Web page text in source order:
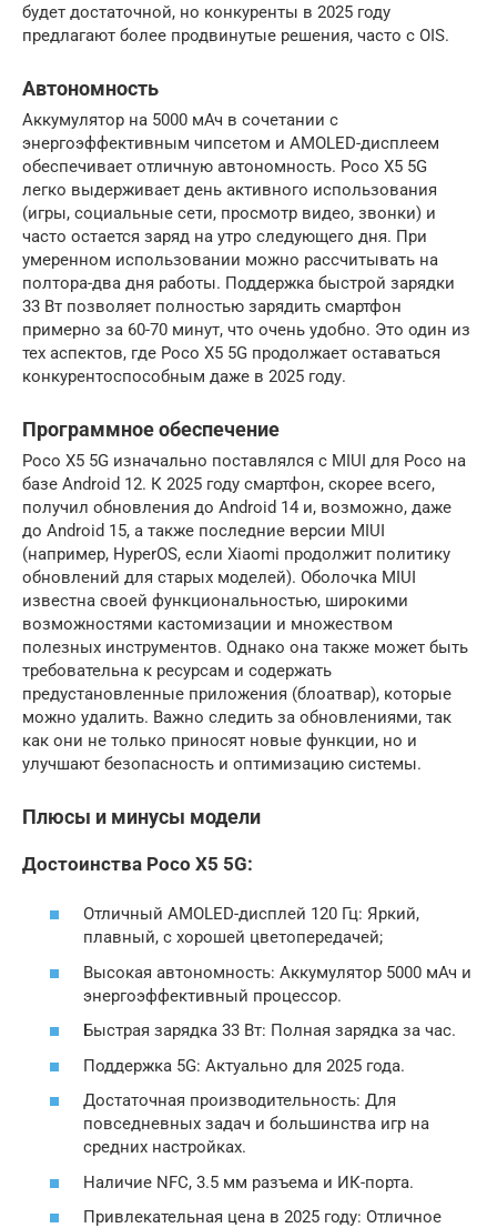
будет достаточной, но конкуренты в 2025 году
предлагают более продвинутые решения, часто с OIS.
Автономность
Аккумулятор на 5000 мАч в сочетании с
энергоэффективным чипсетом и AMOLED-дисплеем
обеспечивает отличную автономность. Poco X5 5G
легко выдерживает день активного использования
(игры, социальные сети, просмотр видео, звонки) и
часто остается заряд на утро следующего дня. При
умеренном использовании можно рассчитывать на
полтора-два дня работы. Поддержка быстрой зарядки
33 Вт позволяет полностью зарядить смартфон
примерно за 60-70 минут, что очень удобно. Это один из
тех аспектов, где Poco X5 5G продолжает оставаться
конкурентоспособным даже в 2025 году.
Программное обеспечение
Poco X5 5G изначально поставлялся с MIUI для Poco на
базе Android 12. К 2025 году смартфон, скорее всего,
получил обновления до Android 14 и, возможно, даже
до Android 15, а также последние версии MIUI
(например, HyperOS, если Xiaomi продолжит политику
обновлений для старых моделей). Оболочка MIUI
известна своей функциональностью, широкими
возможностями кастомизации и множеством
полезных инструментов. Однако она также может быть
требовательна к ресурсам и содержать
предустановленные приложения (блоатвар), которые
можно удалить. Важно следить за обновлениями, так
как они не только приносят новые функции, но и
улучшают безопасность и оптимизацию системы.
Плюсы и минусы модели
Достоинства Poco X5 5G:
Отличный AMOLED-дисплей 120 Гц: Яркий,
плавный, с хорошей цветопередачей;
Высокая автономность: Аккумулятор 5000 мАч и
энергоэффективный процессор.
Быстрая зарядка 33 Вт: Полная зарядка за час.
Поддержка 5G: Актуально для 2025 года.
Достаточная производительность: Для
повседневных задач и большинства игр на
средних настройках.
Наличие NFC, 3.5 мм разъема и ИК-порта.
Привлекательная цена в 2025 году: Отличное